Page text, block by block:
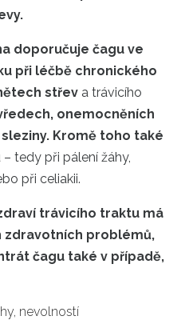
doporučuje čagu ve
při léčbě chronického
střev a trávicího
onemocněních
Kromě toho také
– tedy při pálení žáhy,
při celiakii.
trávicího traktu má
zdravotních problémů,
čagu také v případě,
nevolností